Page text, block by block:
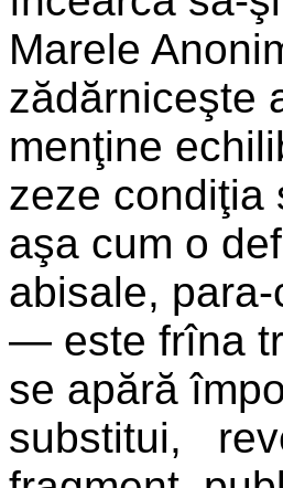
Marele
zădărniceşte
menţine
zeze condiţia
aşa cum o
abisale,
— este frîna
se apără
substitui,